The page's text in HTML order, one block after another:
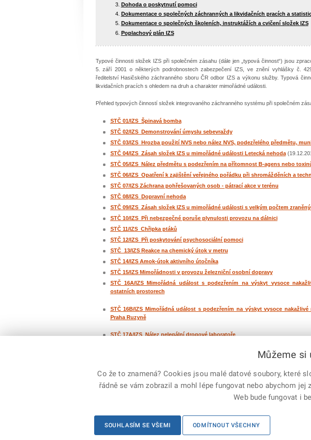
Dohoda o poskytnutí pomoci
Dokumentace o společných záchranných a likvidačních pracích a
Dokumentace o společných školeních, instruktážích a cvičení složek IZS
Poplachový plán IZS
Typové činnosti složek IZS při společném zásahu (dále jen „typová činnost“) jsou
5. září 2001 o některých podrobnostech zabezpečení IZS, ve znění vyhlášky č.
ředitelství Hasičského záchranného sboru ČR odbor IZS a výkonu služby. Typová
likvidačních pracích s ohledem na druh a charakter mimořádné události.
Přehled typových činností složek integrovaného záchranného systému při společném
STČ 01/IZS_Špinavá bomba
STČ 02/IZS Demonstrování úmyslu sebevraždy
STČ 03/IZS Hrozba použití NVS nebo nález NVS, podezřelého předmětu,
STČ 04/IZS Zásah složek IZS u mimořádné události Letecká nehoda
STČ 05/IZS Nález předmětu s podezřením na přítomnost B-agens nebo
STČ 06/IZS Opatření k zajištění veřejného pořádku při shromážděních a
STČ 07/IZS Záchrana pohřešovaných osob - pátrací akce v terénu
STČ 08/IZS Dopravní nehoda
STČ 09/IZS Zásah složek IZS u mimořádné události s velkým počtem
STČ 10/IZS Při nebezpečné poruše plynulosti provozu na dálnici
STČ 11/IZS Chřipka ptáků
STČ 12/IZS Při poskytování psychosociální pomoci
STČ 13/IZS Reakce na chemický útok v metru
STČ 14/IZS Amok-útok aktivního útočníka
STČ 15/IZS Mimořádnosti v provozu železniční osobní dopravy
STČ 16A/IZS Mimořádná událost s podezřením na výskyt vysoce
ostatních prostorech
STČ 16B/IZS Mimořádná událost s podezřením na výskyt vysoce
Praha Ruzyně
STČ 17A/IZS Nález nelegální drogové laboratoře
STČ 17B/IZS Nález nelegálního skladu nebezpečných látek a odpadů
© 2026 Generální ředitelství Hasičského záchranného sboru ČR, všechna práva vyhrazena
Můžeme si
Co že to znamená? Cookies jsou malé datové soubory, které
řádně se vám zobrazil a mohl lépe fungovat nebo abychom
Web bude fungovat i
SOUHLASÍM SE VŠEMI ODMÍTNOUT VŠECHNY